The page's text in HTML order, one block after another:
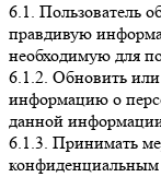
6.1. Пользователь
правдивую
необходимую для
6.1.2. Обновить
информацию о
данной
6.1.3. Принимать